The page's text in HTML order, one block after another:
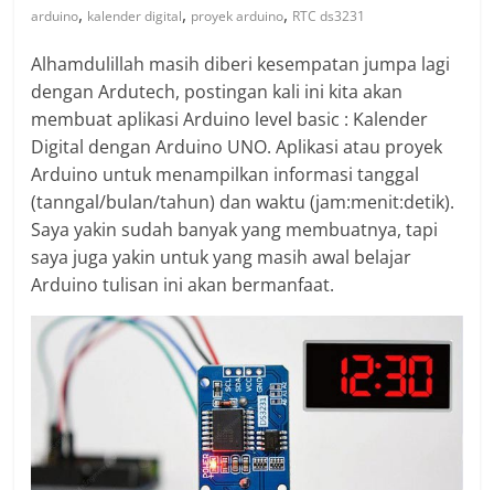
arduino, kalender digital, proyek arduino, RTC ds3231
Alhamdulillah masih diberi kesempatan jumpa lagi
dengan Ardutech, postingan kali ini kita akan
membuat aplikasi Arduino level basic : Kalender
Digital dengan Arduino UNO. Aplikasi atau proyek
Arduino untuk menampilkan informasi tanggal
(tanngal/bulan/tahun) dan waktu (jam:menit:detik).
Saya yakin sudah banyak yang membuatnya, tapi
saya juga yakin untuk yang masih awal belajar
Arduino tulisan ini akan bermanfaat.